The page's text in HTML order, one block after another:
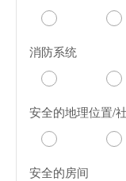
消防系统
安全的地理位置/
安全的房间